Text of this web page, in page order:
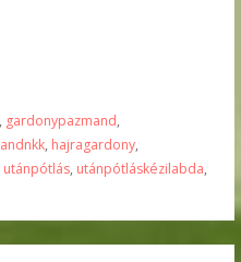
gardonypazmand,
, hajragardony,
utánpótlás, utánpótláskézilabda,